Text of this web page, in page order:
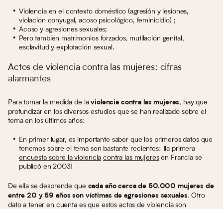
Violencia en el contexto doméstico (agresión y lesiones,
violación conyugal, acoso psicológico, feminicidio) ;
Acoso y agresiones sexuales;
Pero también matrimonios forzados, mutilación genital,
esclavitud y explotación sexual.
Actos de violencia contra las mujeres: cifras
alarmantes
Para tomar la medida de laviolencia contra las mujeres, hay que
profundizar en los diversos estudios que se han realizado sobre el
tema en los últimos años:
En primer lugar, es importante saber que los primeros datos que
tenemos sobre el tema son bastante recientes: ¡la primera
encuesta sobre la violencia contra las mujeresen Francia se
publicó en 2003!
De ella se desprende que cada año cerca de 50.000 mujeres de
entre 20 y 59 años son víctimas de agresiones sexuales. Otro
dato a tener en cuenta es que estos actos de violencia son